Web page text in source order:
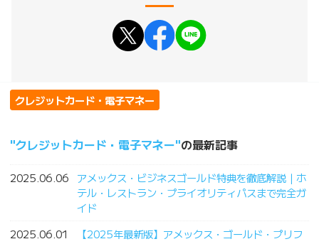
クレジットカード・電子マネー
クレジットカード・電子マネー の最新記事
2025.06.06
アメックス・ビジネスゴールド特典を徹底解説｜ホ
テル・レストラン・プライオリティパスまで完全ガ
イド
2025.06.01
【2025年最新版】アメックス・ゴールド・プリフ